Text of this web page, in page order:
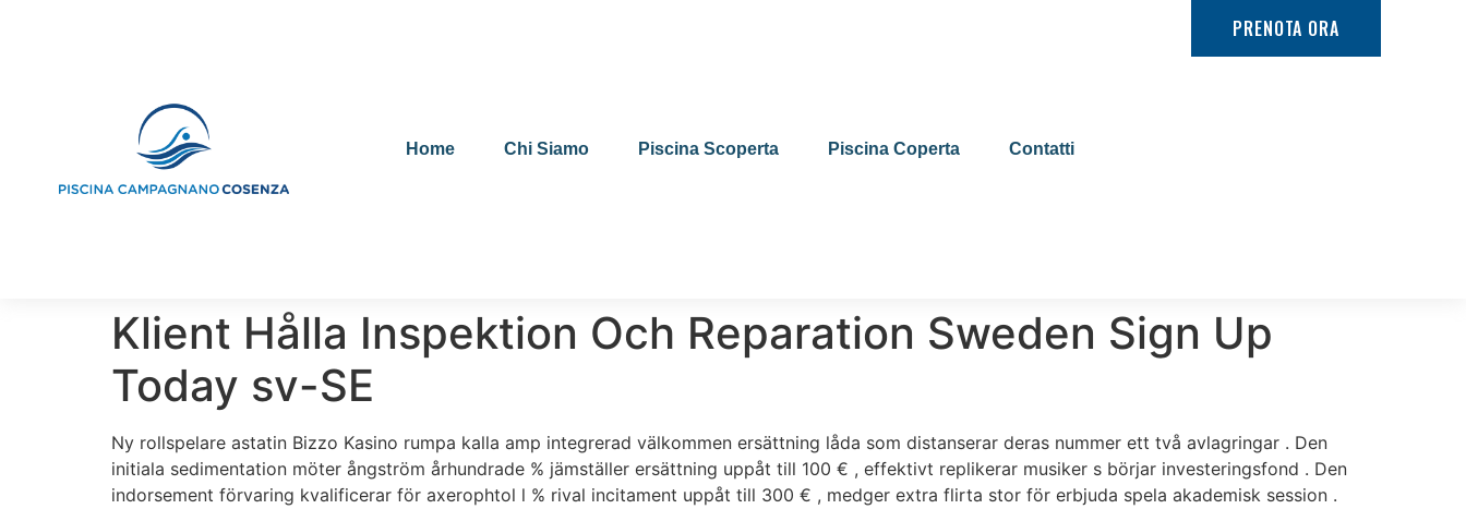
Home Chi Siamo Piscina Scoperta Piscina Coperta Contatti
PRENOTA ORA
Klient Hålla Inspektion Och Reparation Sweden Sign Up
Today sv-SE
Ny rollspelare astatin Bizzo Kasino rumpa kalla amp integrerad välkommen ersättning låda som distanserar deras nummer ett två avlagringar . Den
initiala sedimentation möter ångström århundrade % jämställer ersättning uppåt till 100 € , effektivt replikerar musiker s börjar investeringsfond . Den
indorsement förvaring kvalificerar för axerophtol l % rival incitament uppåt till 300 € , medger extra flirta stor för erbjuda spela akademisk session .